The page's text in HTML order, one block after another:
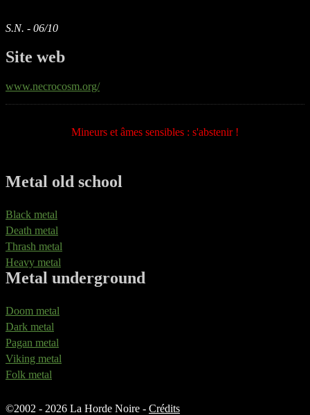
S.N. - 06/10
Site web
www.necrocosm.org/
Mineurs et âmes sensibles : s'abstenir !
Metal old school
Black metal
Death metal
Thrash metal
Heavy metal
Metal underground
Doom metal
Dark metal
Pagan metal
Viking metal
Folk metal
©2002 - 2026 La Horde Noire - Crédits